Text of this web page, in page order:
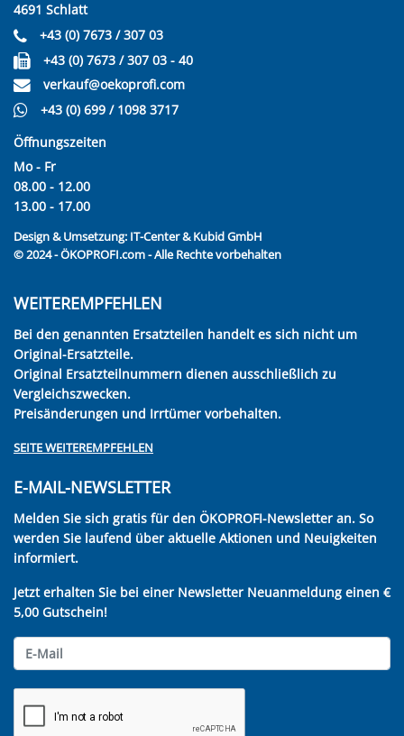
4691 Schlatt
+43 (0) 7673 / 307 03
+43 (0) 7673 / 307 03 - 40
verkauf@oekoprofi.com
+43 (0) 699 / 1098 3717
Öffnungszeiten
Mo - Fr
08.00 - 12.00
13.00 - 17.00
Design & Umsetzung: IT-Center & Kubid GmbH
© 2024 - ÖKOPROFI.com - Alle Rechte vorbehalten
WEITEREMPFEHLEN
Bei den genannten Ersatzteilen handelt es sich nicht um
Original-Ersatzteile.
Original Ersatzteilnummern dienen ausschließlich zu
Vergleichszwecken.
Preisänderungen und Irrtümer vorbehalten.
SEITE WEITEREMPFEHLEN
E-MAIL-NEWSLETTER
Melden Sie sich gratis für den ÖKOPROFI-Newsletter an. So
werden Sie laufend über aktuelle Aktionen und Neuigkeiten
informiert.
Jetzt erhalten Sie bei einer Newsletter Neuanmeldung einen €
5,00 Gutschein!